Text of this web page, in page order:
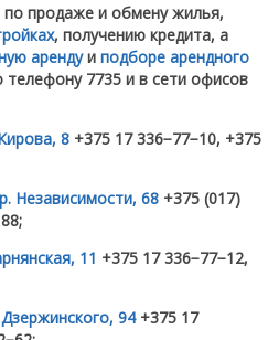
по продаже и обмену жилья,
, получению кредита, а
арендуи подборе арендного
7735 и в сети офисов
8 +375 17 336−77−10, +375
Независимости, 68 +375 (017)
11 +375 17 336−77−12,
94+375 17